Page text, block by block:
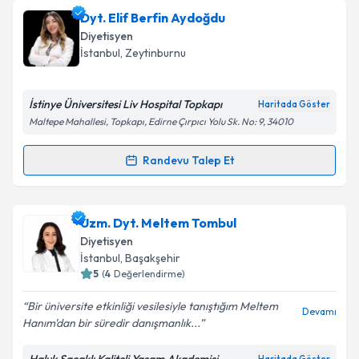
Takvim Talebini Gönder
Dyt. Melda Gizem Tavukçuoğluiçin randevu takvimi
talebi oluşturun. Size bu uzmandan randevu almanız
için bir takvim hazırlandığında e-posta ile
bilgilendireceğiz.
E-posta Adresiniz
Kişisel verilerimin işlenmesine ilişkinAydınlatma
kapsamda işlenmesini kabul ediyorum.
Takvim Talebini Gönder
Dyt. Elif Berfin Aydoğdu
Diyetisyen
İstanbul, Zeytinburnu
İstinye Üniversitesi Liv Hospital Topkapı Haritada Göster
Maltepe Mahallesi, Topkapı, Edirne Çırpıcı Yolu Sk. No: 9, 34010
Randevu Talep Et
Randevu Takvimi Talebi
Dyt. Elif Berfin Aydoğduiçin randevu takvimi talebi
oluşturun. Size bu uzmandan randevu almanız için bir
takvim hazırlandığında e-posta ile bilgilendireceğiz.
Uzm. Dyt. Meltem Tombul
Diyetisyen
İstanbul, Başakşehir
5 (4 Değerlendirme)
Bir üniversite etkinliği vesilesiyle tanıştığım Meltem
Hanım'dan bir süredir danışmanlık...
Devamı